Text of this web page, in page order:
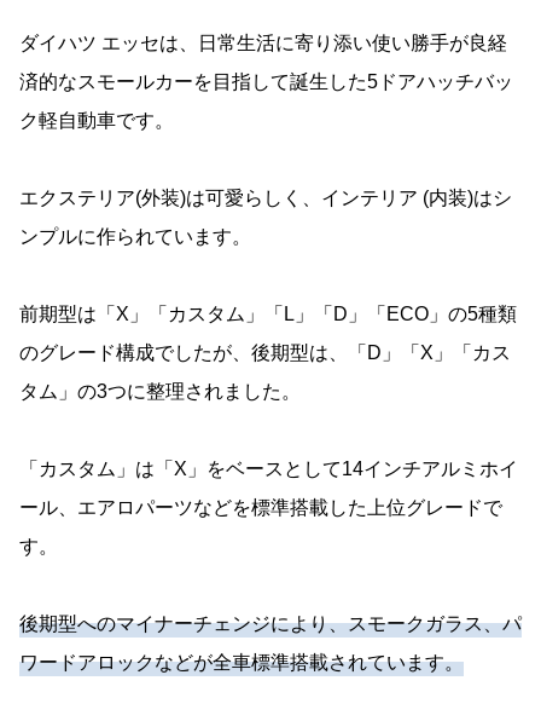
ダイハツ エッセは、日常生活に寄り添い使い勝手が良経
済的なスモールカーを目指して誕生した5ドアハッチバッ
ク軽自動車です。
エクステリア(外装)は可愛らしく、インテリア (内装)はシ
ンプルに作られています。
前期型は「X」「カスタム」「L」「D」「ECO」の5種類
のグレード構成でしたが、後期型は、「D」「X」「カス
タム」の3つに整理されました。
「カスタム」は「X」をベースとして14インチアルミホイ
ール、エアロパーツなどを標準搭載した上位グレードで
す。
後期型へのマイナーチェンジにより、スモークガラス、パ
ワードアロックなどが全車標準搭載されています。